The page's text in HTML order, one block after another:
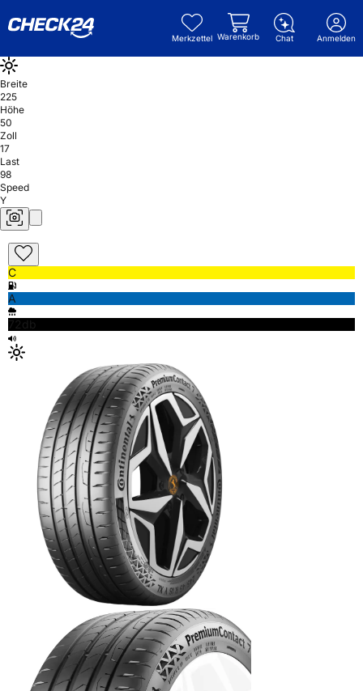
Merkzettel Warenkorb Chat Anmelden
Breite
225
Höhe
50
Zoll
17
Last
98
Speed
Y
C
A
72db